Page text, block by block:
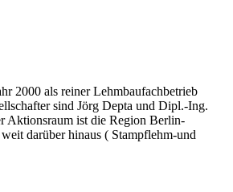
2000 als reiner Lehmbaufachbetrieb
sind Jörg Depta und Dipl.-Ing.
Aktionsraum ist die Region Berlin-
darüber hinaus ( Stampflehm-und